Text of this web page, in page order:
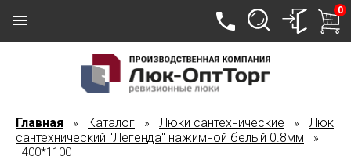
0
Главная » Каталог » Люки сантехнические » Люк
сантехнический "Легенда" нажимной белый 0.8мм »
400*1100